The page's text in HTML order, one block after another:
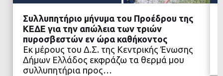
ΔΙΑΒΑΣΤΕ ΠΕΡΙΣΣΟΤΕΡΑ
Συλλυπητήριο μήνυμα του Προέδρου της
ΚΕΔΕ για την απώλεια των τριών
πυροσβεστών εν ώρα καθήκοντος
Εκ μέρους του Δ.Σ. της Κεντρικής Ένωσης
Δήμων Ελλάδος εκφράζω τα θερμά μου
συλλυπητήρια προς…